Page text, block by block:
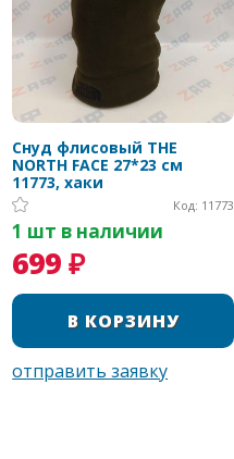
Снуд флисовый THE
NORTH FACE 27*23 см
11773, хаки
Код: 11773
1 шт в наличии
699 ₽